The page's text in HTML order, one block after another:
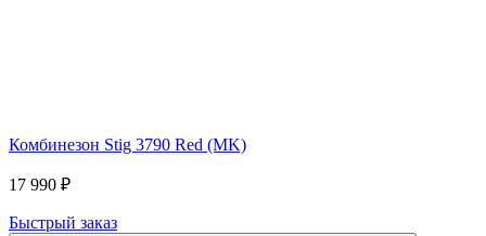
Комбинезон Stig 3790 Red (MK)
17 990 ₽
Быстрый заказ